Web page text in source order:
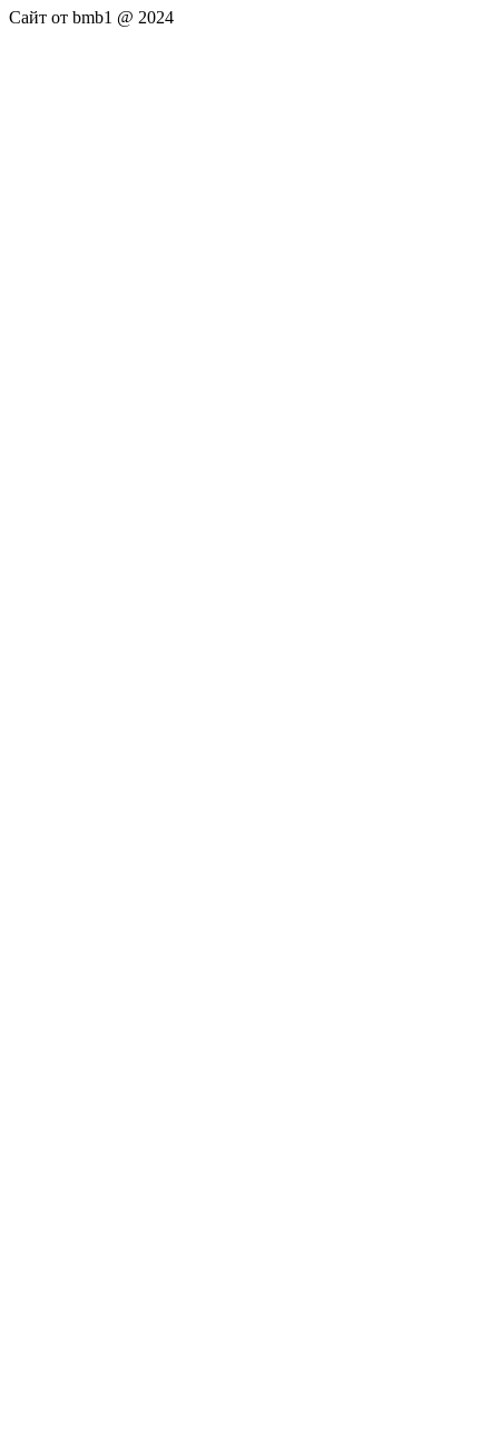
Сайт от bmb1 @ 2024